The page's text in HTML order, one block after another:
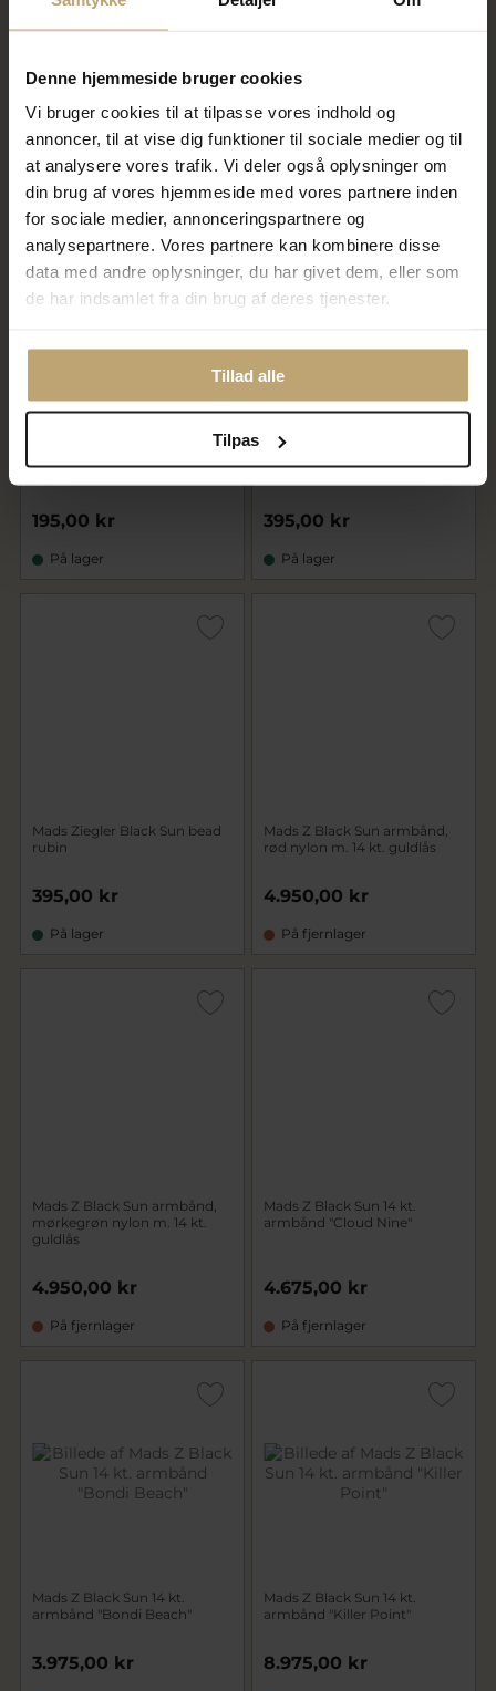
Denne hjemmeside bruger cookies
Vi bruger cookies til at tilpasse vores indhold og
annoncer, til at vise dig funktioner til sociale medier og til
at analysere vores trafik. Vi deler også oplysninger om
din brug af vores hjemmeside med vores partnere inden
for sociale medier, annonceringspartnere og
analysepartnere. Vores partnere kan kombinere disse
data med andre oplysninger, du har givet dem, eller som
de har indsamlet fra din brug af deres tjenester.
Tillad alle
Tilpas
Mads Z Black Sun bead lys
195,00 kr
På lager
Mads Z Black Sun bead mørk
195,00 kr
På lager
'Tigerøje'
195,00 kr
På lager
safir
395,00 kr
På lager
Mads Ziegler Black Sun bead
rubin
395,00 kr
På lager
Mads Z Black Sun armbånd,
rød nylon m. 14 kt. guldlås
4.950,00 kr
På fjernlager
Mads Z Black Sun armbånd,
mørkegrøn nylon m. 14 kt.
guldlås
4.950,00 kr
På fjernlager
Mads Z Black Sun 14 kt.
armbånd "Cloud Nine"
4.675,00 kr
På fjernlager
Mads Z Black Sun 14 kt.
armbånd "Bondi Beach"
3.975,00 kr
Mads Z Black Sun 14 kt.
armbånd "Killer Point"
8.975,00 kr